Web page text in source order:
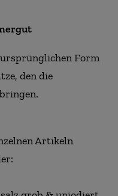
Form
den die
Artikeln